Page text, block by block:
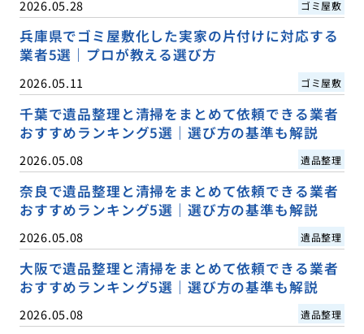
2026.05.28 ゴミ屋敷
兵庫県でゴミ屋敷化した実家の片付けに対応する
業者5選｜プロが教える選び方
2026.05.11 ゴミ屋敷
千葉で遺品整理と清掃をまとめて依頼できる業者
おすすめランキング5選｜選び方の基準も解説
2026.05.08 遺品整理
奈良で遺品整理と清掃をまとめて依頼できる業者
おすすめランキング5選｜選び方の基準も解説
2026.05.08 遺品整理
大阪で遺品整理と清掃をまとめて依頼できる業者
おすすめランキング5選｜選び方の基準も解説
2026.05.08 遺品整理